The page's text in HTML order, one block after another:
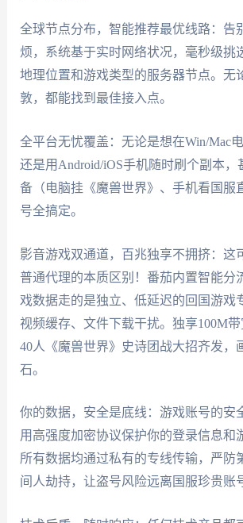
全球节点分布，智能推荐最优线路：告
烦，系统基于实时网络状况，毫秒级挑
地理位置和游戏类型的服务器节点。无
敦，都能找到最佳接入点。
全平台无忧覆盖：无论是想在Win/Mac
还是用Android/iOS手机随时刷个副本，
备（电脑挂《魔兽世界》、手机看国服
号全搞定。
影音游戏双通道，百兆独享不拥挤：这
普通代理的本质区别！番茄内置智能分
戏数据走的是独立、低延迟的回国游戏
视频缓存、文件下载干扰。独享100M
40人《魔兽世界》史诗团战大招齐发，
石。
你的数据，安全是底线：游戏账号的安
用高强度加密协议保护你的登录信息和
所有数据均通过私有的专线传输，严防
间人劫持，让盗号风险远离国服珍贵账